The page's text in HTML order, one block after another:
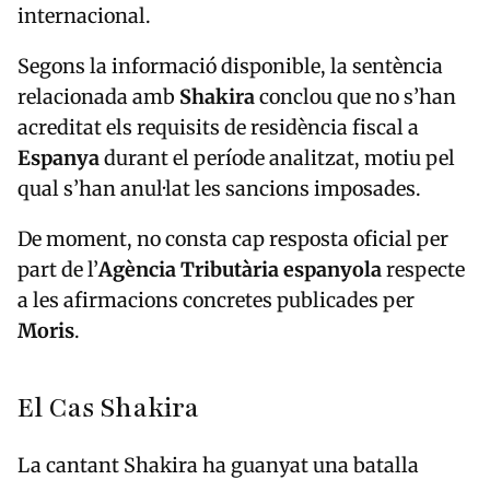
internacional.
Segons la informació disponible, la sentència
relacionada amb Shakiraconclou que no s’han
acreditat els requisits de residència fiscal a
Espanyadurant el període analitzat, motiu pel
qual s’han anul·lat les sancions imposades.
De moment, no consta cap resposta oficial per
part de l’Agència Tributària espanyolarespecte
a les afirmacions concretes publicades per
Moris.
El Cas Shakira
La cantant Shakiraha guanyat una batalla